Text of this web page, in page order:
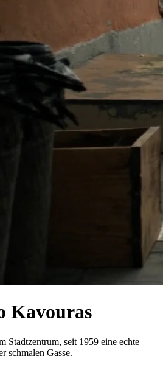
Kavouras
Stadtzentrum, seit 1959 eine echte
schmalen Gasse.